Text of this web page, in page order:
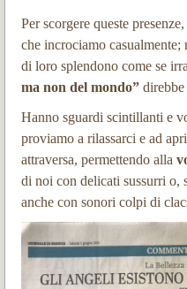
Per scorgere queste
che incrociamo
di loro splendono come se
ma non del mondo”direbbe
Hanno sguardi scintillanti e
proviamo a rilassarci e ad
attraversa, permettendo alla
di noi con delicati sussurri o,
anche con sonori colpi di